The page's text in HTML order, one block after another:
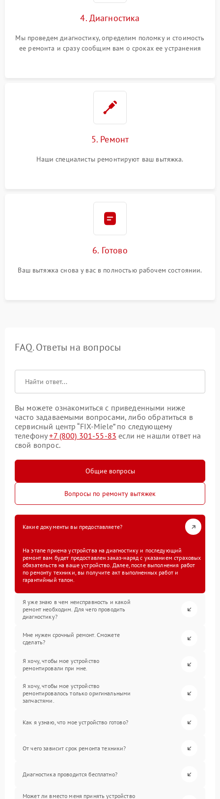
4. Диагностика
Мы проведем диагностику, определим поломку и стоимость
ее ремонта и сразу сообщим вам о сроках ее устранения
5. Ремонт
Наши специалисты ремонтируют ваш вытяжка.
6. Готово
Ваш вытяжка снова у вас в полностью рабочем состоянии.
FAQ. Ответы на вопросы
Вы можете ознакомиться с приведенными ниже
часто задаваемыми вопросами, либо обратиться в
сервисный центр “FIX-Miele” по следующему
телефону+7 (800) 301-55-83 если не нашли ответ на
свой вопрос.
Общие вопросы
Вопросы по ремонту вытяжек
Какие документы вы предоставляете?
На этапе приема устройства на диагностику и последующий
ремонт вам будет предоставлен заказ-наряд с указанием страховых
обязательств на ваше устройство. Далее, после выполнения работ
по ремонту техники, вы получите акт выполненных работ и
гарантийный талон.
Я уже знаю в чем неисправность и какой
ремонт необходим. Для чего проводить
диагностику?
Мне нужен срочный ремонт. Сможете
сделать?
Я хочу, чтобы мое устройство
ремонтировали при мне.
Я хочу, чтобы мое устройство
ремонтировалось только оригинальными
запчастями.
Как я узнаю, что мое устройство готово?
От чего зависит срок ремонта техники?
Диагностика проводится бесплатно?
Может ли вместо меня принять устройство